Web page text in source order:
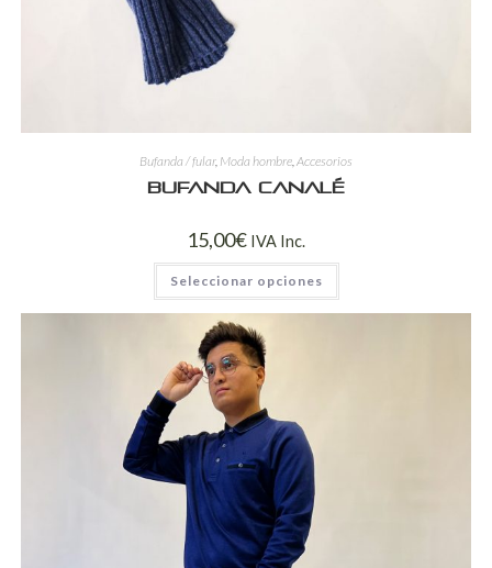
Bufanda / fular, Moda hombre Accesorios
Bufanda canalé
15,00€ IVA Inc.
Seleccionar opciones